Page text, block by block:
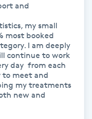
and
my small
most booked
I am deeply
continue to work
day  from each
to meet and
my treatments
new and